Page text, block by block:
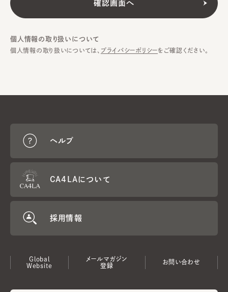
個人情報の取り扱いについて
個人情報の取り扱いについては、 プライバシーポリシーをご確認ください。
ヘルプ
CA4LAについて
採用情報
Global
Website
メールマガジン
登録
お問い合わせ